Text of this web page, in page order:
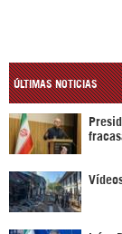
ÚLTIMAS NOTICIAS